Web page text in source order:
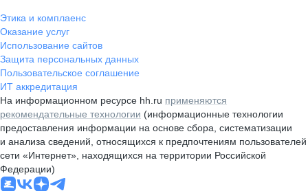
Этика и комплаенс
Оказание услуг
Использование сайтов
Защита персональных данных
Пользовательское соглашение
ИТ аккредитация
На информационном ресурсе hh.ru применяются
рекомендательные технологии (информационные технологии
предоставления информации на основе сбора, систематизации
и анализа сведений, относящихся к предпочтениям пользователей
сети «Интернет», находящихся на территории Российской
Федерации)